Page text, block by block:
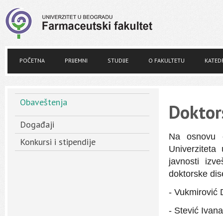
POČETNA PRIJEMNI STUDIJE O FAKULTETU
Obaveštenja
Događaji
Konkursi i stipendije
Na osnovu
javnosti
doktorske
- Vukmirović
- Stević Ivana